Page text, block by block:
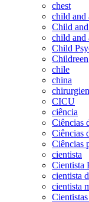
chest
child and
Child
child and
Child
Childreen
chile
china
CICU
ciência
Ciências
Ciências
Ciências
cientista
Cientista
cientista
cientista